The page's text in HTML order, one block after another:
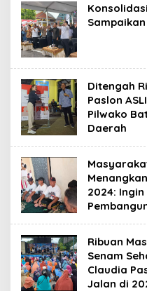
Ditengah
Paslon
Pilwako
Daerah
2024:
Ribuan
Senam
Claudia
Jalan di